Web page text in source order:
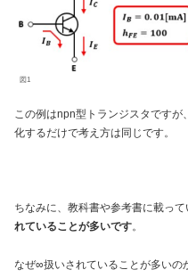
図1
この例はnpn型トランジスタです
化するだけで考え方は同じです。
ちなみに、教科書や参考書に載っ
れていることが多いです。
なぜ∞扱いされていることが多いの